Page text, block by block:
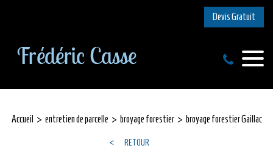
Devis Gratuit
Accueil entretien de parcelle broyage forestier broyage forestier Gaillac
RETOUR